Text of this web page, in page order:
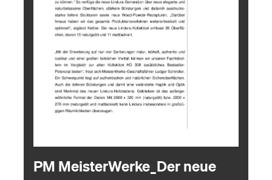
PM MeisterWerke_Der neue